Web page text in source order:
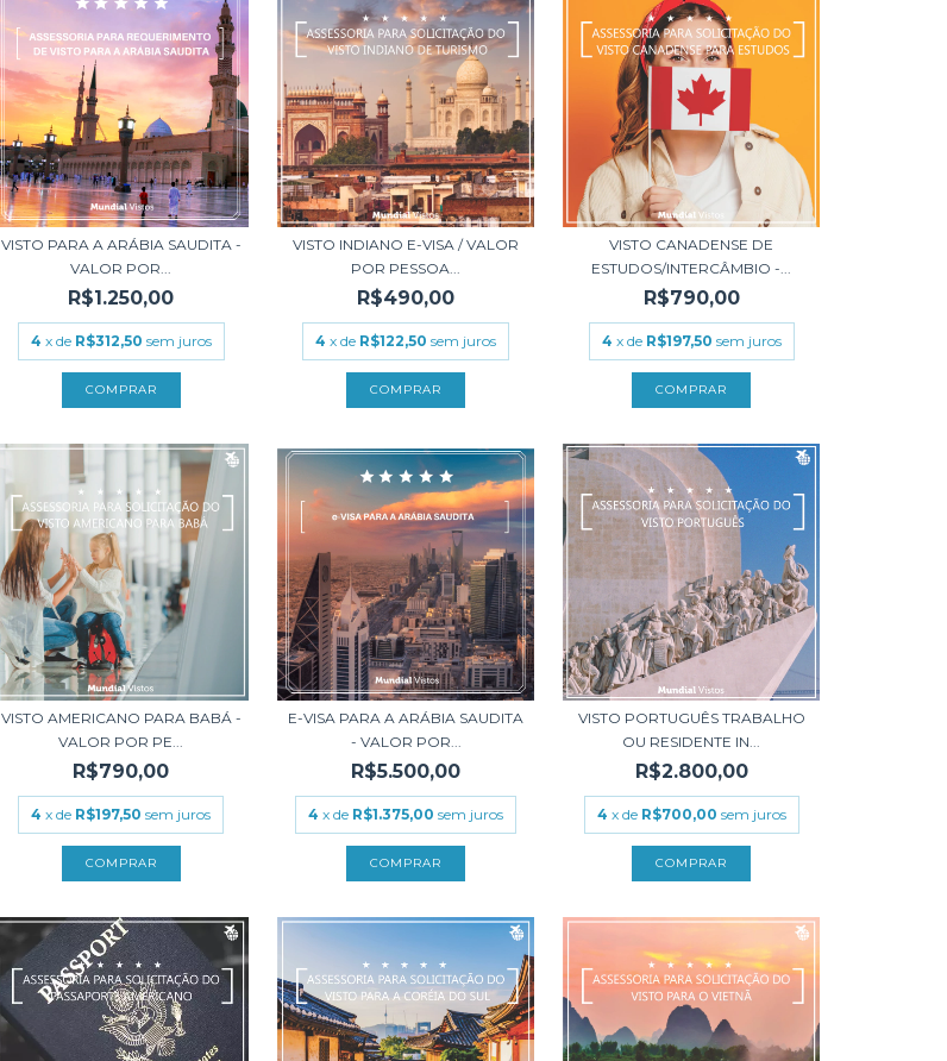
VISTO PARA A ARÁBIA SAUDITA -
VALOR POR...
R$1.250,00
4 x de R$312,50 sem juros
VISTO INDIANO E-VISA / VALOR
POR PESSOA...
R$490,00
4 x de R$122,50 sem juros
VISTO CANADENSE DE
ESTUDOS/INTERCÂMBIO -...
R$790,00
4 x de R$197,50 sem juros
VISTO AMERICANO PARA BABÁ -
VALOR POR PE...
R$790,00
4 x de R$197,50 sem juros
E-VISA PARA A ARÁBIA SAUDITA
- VALOR POR...
R$5.500,00
4 x de R$1.375,00 sem juros
VISTO PORTUGUÊS TRABALHO
OU RESIDENTE IN...
R$2.800,00
4 x de R$700,00 sem juros